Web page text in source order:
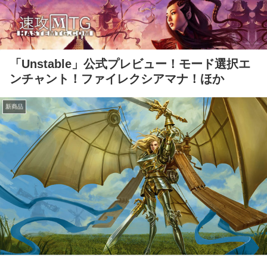
「Unstable」公式プレビュー！モード選択エ
ンチャント！ファイレクシアマナ！ほか
新商品